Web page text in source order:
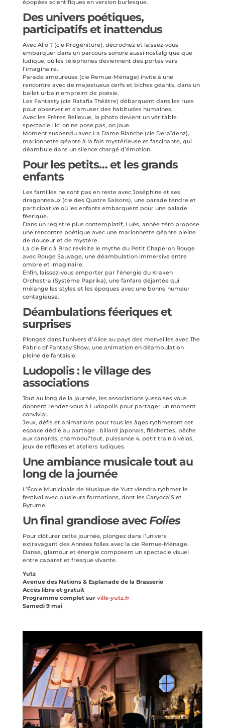
épopées scientifiques en version burlesque.
Des univers poétiques,
participatifs et inattendus
Avec Allô ? (cie Progéniture), décrochez et laissez-vous
embarquer dans un parcours sonore aussi nostalgique que
ludique, où les téléphones deviennent des portes vers
l’imaginaire.
Parade amoureuse (cie Remue-Ménage) invite à une
rencontre avec de majestueux cerfs et biches géants, dans un
ballet urbain empreint de poésie.
Les Fantasty (cie Ratafia Théâtre) débarquent dans les rues
pour observer et s’amuser des habitudes humaines.
Avec les Frères Bellevue, la photo devient un véritable
spectacle : ici on ne pose pas, on joue.
Moment suspendu avec La Dame Blanche (cie Deraïdenz),
marionnette géante à la fois mystérieuse et fascinante, qui
déambule dans un silence chargé d’émotion.
Pour les petits… et les grands
enfants
Les familles ne sont pas en reste avec Joséphine et ses
dragonneaux (cie des Quatre Saisons), une parade tendre et
participative où les enfants embarquent pour une balade
féerique.
Dans un registre plus contemplatif, Luès, année zéro propose
une rencontre poétique avec une marionnette géante pleine
de douceur et de mystère.
La cie Bric à Brac revisite le mythe du Petit Chaperon Rouge
avec Rouge Sauvage, une déambulation immersive entre
ombre et imaginaire.
Enfin, laissez-vous emporter par l’énergie du Kraken
Orchestra (Système Paprika), une fanfare déjantée qui
mélange les styles et les époques avec une bonne humeur
contagieuse.
Déambulations féeriques et
surprises
Plongez dans l’univers d’Alice au pays des merveilles avec The
Fabric of Fantasy Show, une animation en déambulation
pleine de fantaisie.
Ludopolis : le village des
associations
Tout au long de la journée, les associations yussoises vous
donnent rendez-vous à Ludopolis pour partager un moment
convivial.
Jeux, défis et animations pour tous les âges rythmeront cet
espace dédié au partage : billard japonais, fléchettes, pêche
aux canards, chamboul’tout, puissance 4, petit train à vélos,
jeux de réflexes et ateliers ludiques.
Une ambiance musicale tout au
long de la journée
L’École Municipale de Musique de Yutz viendra rythmer le
festival avec plusieurs formations, dont les Caryoca’S et
Bytume.
Un final grandiose avecFolies
Pour clôturer cette journée, plongez dans l’univers
extravagant des Années folles avec la cie Remue-Ménage.
Danse, glamour et énergie composent un spectacle visuel
entre cabaret et fresque vivante.
Yutz
Avenue des Nations & Esplanade de la Brasserie
Accès libre et gratuit
Programme complet sur ville-yutz.fr
Samedi 9 mai